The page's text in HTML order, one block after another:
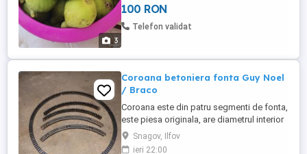
3
începând cu 100 ron buc. Se poate
achiziționa numai de la domiciliul meu.
100 RON
Telefon validat
Coroana betoniera fonta Guy Noel
/ Braco
Coroana este din patru segmenti de fonta,
este piesa originala, are diametrul interior
de 612 mm si exterior de 670 mm, iar
prinderea se face cu 12 suruburi. Livrarea
Snagov, Ilfov
ieri 22:00